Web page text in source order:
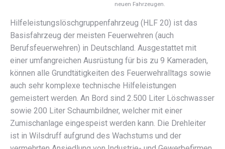
neuen Fahrzeugen.
Hilfeleistungslöschgruppenfahrzeug (HLF 20) ist das
Basisfahrzeug der meisten Feuerwehren (auch
Berufsfeuerwehren) in Deutschland. Ausgestattet mit
einer umfangreichen Ausrüstung für bis zu 9 Kameraden,
können alle Grundtätigkeiten des Feuerwehralltags sowie
auch sehr komplexe technische Hilfeleistungen
gemeistert werden. An Bord sind 2.500 Liter Löschwasser
sowie 200 Liter Schaumbildner, welcher mit einer
Zumischanlage eingespeist werden kann. Die Drehleiter
ist in Wilsdruff aufgrund des Wachstums und der